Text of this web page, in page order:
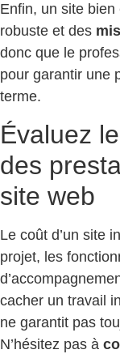
Enfin, un site
robuste et des
donc que le
pour garantir une
terme.
Évaluez
des
site web
Le coût d’un site
projet, les
cacher un travail
ne garantit pas
N’hésitez pas à